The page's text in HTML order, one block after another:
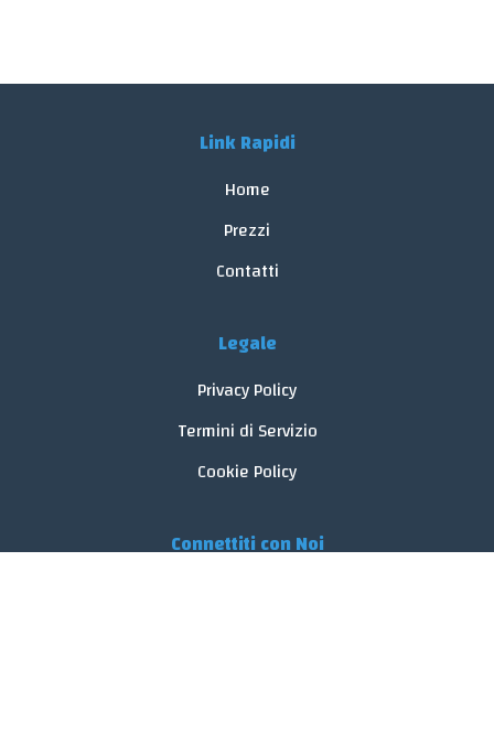
Link Rapidi
Home
Prezzi
Contatti
Legale
Privacy Policy
Termini di Servizio
Cookie Policy
Connettiti con Noi